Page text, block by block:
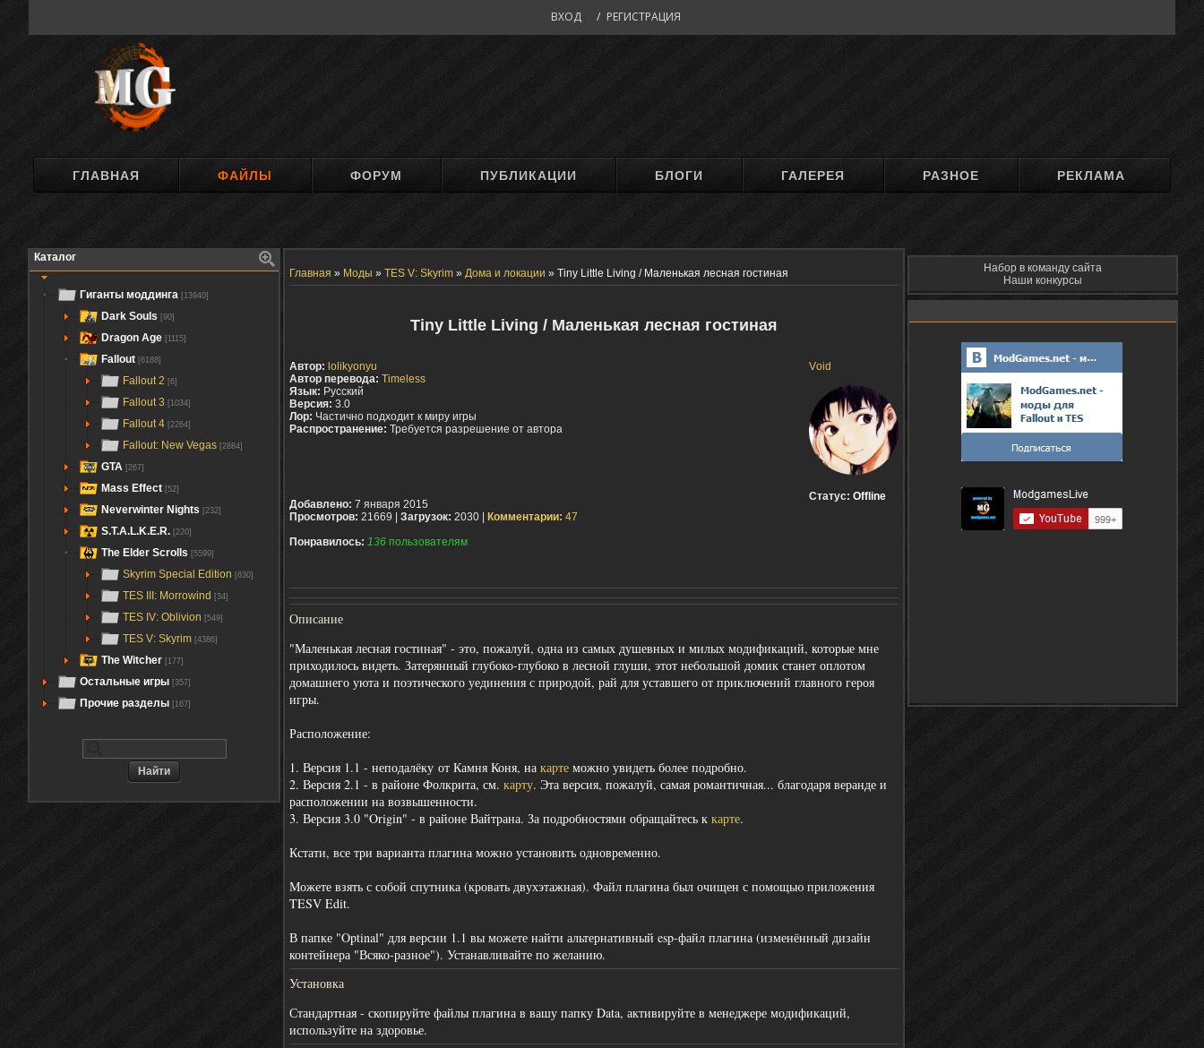
ВХОД / РЕГИСТРАЦИЯ
ГЛАВНАЯ ФАЙЛЫ ФОРУМ ПУБЛИКАЦИИ БЛОГИ ГАЛЕРЕЯ РАЗНОЕ РЕКЛАМА
Каталог
Гиганты моддинга [13940]
Dark Souls [90]
Dragon Age [1115]
Fallout [6188]
Fallout 2 [6]
Fallout 3 [1034]
Fallout 4 [2264]
Fallout: New Vegas [2884]
GTA [267]
Mass Effect [52]
Neverwinter Nights [232]
S.T.A.L.K.E.R. [220]
The Elder Scrolls [5599]
Skyrim Special Edition [630]
TES III: Morrowind [34]
TES IV: Oblivion [549]
TES V: Skyrim [4386]
The Witcher [177]
Остальные игры [357]
Прочие разделы [167]
Главная » Моды » TES V: Skyrim » Дома и локации » Tiny Little Living / Маленькая лесная гостиная
Tiny Little Living / Маленькая лесная гостиная
Vоid
Статус: Offline
Автор: lolikyonyu
Автор перевода: Timeless
Язык: Русский
Версия: 3.0
Лор: Частично подходит к миру игры
Распространение: Требуется разрешение от автора
Добавлено: 7 января 2015
Просмотров: 21669 | Загрузок: 2030 | Комментарии: 47
Понравилось: 136 пользователям
Описание
"Маленькая лесная гостиная" - это, пожалуй, одна из самых душевных и милых модификаций, которые мне
приходилось видеть. Затерянный глубоко-глубоко в лесной глуши, этот небольшой домик станет оплотом
домашнего уюта и поэтического уединения с природой, рай для уставшего от приключений главного героя
игры.
Расположение:
1. Версия 1.1 - неподалёку от Камня Коня, на карте можно увидеть более подробно.
2. Версия 2.1 - в районе Фолкрита, см. карту. Эта версия, пожалуй, самая романтичная... благодаря веранде и
расположении на возвышенности.
3. Версия 3.0 "Origin" - в районе Вайтрана. За подробностями обращайтесь к карте.
Кстати, все три варианта плагина можно установить одновременно.
Можете взять с собой спутника (кровать двухэтажная). Файл плагина был очищен с помощью приложения
TESV Edit.
В папке "Optinal" для версии 1.1 вы можете найти альтернативный esp-файл плагина (изменённый дизайн
контейнера "Всяко-разное"). Устанавливайте по желанию.
Установка
Стандартная - скопируйте файлы плагина в вашу папку Data, активируйте в менеджере модификаций,
используйте на здоровье.
Набор в команду сайта
Наши конкурсы